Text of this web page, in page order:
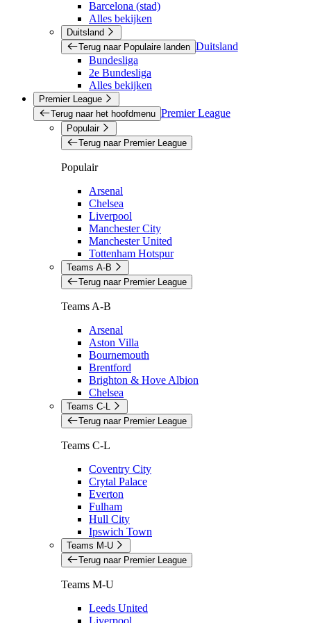
Barcelona (stad)
Alles bekijken
Duitsland
Terug naar Populaire landen Duitsland
Bundesliga
2e Bundesliga
Alles bekijken
Premier League
Terug naar het hoofdmenu Premier League
Populair
Terug naar Premier League
Populair
Arsenal
Chelsea
Liverpool
Manchester City
Manchester United
Tottenham Hotspur
Teams A-B
Terug naar Premier League
Teams A-B
Arsenal
Aston Villa
Bournemouth
Brentford
Brighton & Hove Albion
Chelsea
Teams C-L
Terug naar Premier League
Teams C-L
Coventry City
Crytal Palace
Everton
Fulham
Hull City
Ipswich Town
Teams M-U
Terug naar Premier League
Teams M-U
Leeds United
Liverpool